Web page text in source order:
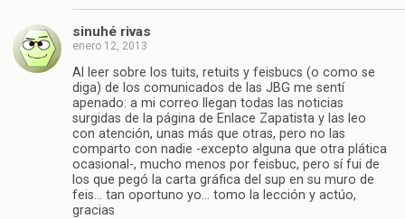
sinuhé rivas
enero 12, 2013
Al leer sobre los tuits, retuits y feisbucs (o como se
diga) de los comunicados de las JBG me sentí
apenado: a mi correo llegan todas las noticias
surgidas de la página de Enlace Zapatista y las leo
con atención, unas más que otras, pero no las
comparto con nadie -excepto alguna que otra plática
ocasional-, mucho menos por feisbuc, pero sí fui de
los que pegó la carta gráfica del sup en su muro de
feis… tan oportuno yo… tomo la lección y actúo,
gracias